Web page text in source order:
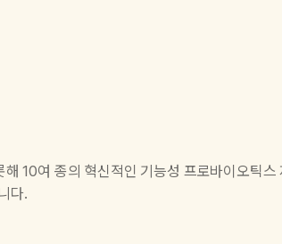
10여 종의 혁신적인 기능성 프로바이오틱스
다.